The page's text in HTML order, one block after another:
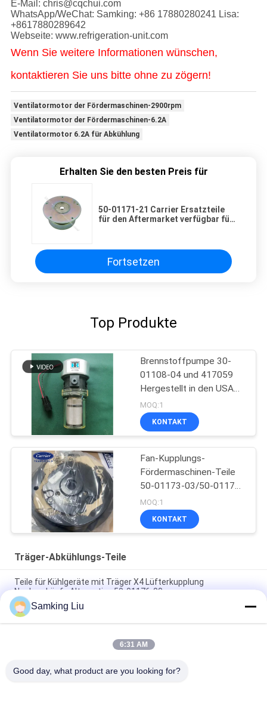
E-Mail: chris@cqchui.com
WhatsApp/WeChat: Samking: +86 17880280241 Lisa:
+8617880289642
Webseite: www.refrigeration-unit.com
Wenn Sie weitere Informationen wünschen,
kontaktieren Sie uns bitte ohne zu zögern!
Ventilatormotor der Fördermaschinen-2900rpm
Ventilatormotor der Fördermaschinen-6.2A
Ventilatormotor 6.2A für Abkühlung
Erhalten Sie den besten Preis für
50-01171-21 Carrier Ersatzteile
für den Aftermarket verfügbar für
Fortsetzen
Top Produkte
Brennstoffpumpe 30-
01108-04 und 417059
Hergestellt in den USA
Ersatz für 30-66840-00
MOQ:1
KONTAKT
Fan-Kupplungs-
Fördermaschinen-Teile
50-01173-03/50-01176-
00
MOQ:1
KONTAKT
Träger-Abkühlungs-Teile
Teile für Kühlgeräte mit Träger X4 Lüfterkupplung
Nachverkäufe Alternative 50-01176-00
50-01171-21 Kupplung für Träger Transicold Supra 1250 1150
1050 950U 950MT 950 922 1150MT 944 1250MT
50-01165-20 Kupplungsreparatur-Kit für Träger
Samking Liu
6:31 AM
Good day, what product are you looking for?